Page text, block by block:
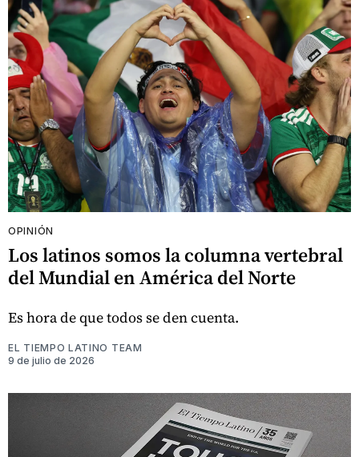
OPINIÓN
Los latinos somos la columna vertebral
del Mundial en América del Norte
Es hora de que todos se den cuenta.
EL TIEMPO LATINO TEAM
9 de julio de 2026